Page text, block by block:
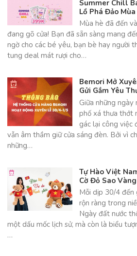
Summer Chill
Lồ Phá Đảo
Mùa hè đã đến
đang gõ cửa! Bạn đã sẵn sàng mang
ngờ cho các bé yêu, bạn bè hay người
tung deal mát rượi cho…
Bemori Mở
Gửi Gắm Yêu
Giữa những ngày
phố xá thưa thớt
gác lại công việc
vẫn âm thầm giữ cửa sáng đèn. Bởi vì
những…
Tự Hào Việt
Cờ Đỏ Sao Vàng
Mỗi dịp 30/4 đến
rộn ràng trong
Ngày đất nước
một dấu mốc lịch sử, mà còn là biểu
…